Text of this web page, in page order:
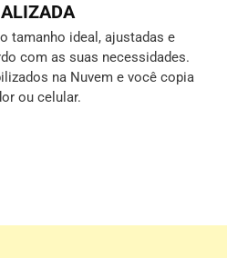
tamanho ideal, ajustadas e
com as suas necessidades.
na Nuvem e você copia
ou celular.